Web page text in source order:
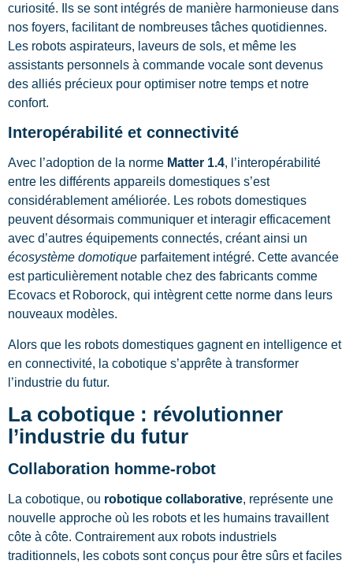
curiosité. Ils se sont intégrés de manière harmonieuse dans
nos foyers, facilitant de nombreuses tâches quotidiennes.
Les robots aspirateurs, laveurs de sols, et même les
assistants personnels à commande vocale sont devenus
des alliés précieux pour optimiser notre temps et notre
confort.
Interopérabilité et connectivité
Avec l’adoption de la norme Matter 1.4, l’interopérabilité
entre les différents appareils domestiques s’est
considérablement améliorée. Les robots domestiques
peuvent désormais communiquer et interagir efficacement
avec d’autres équipements connectés, créant ainsi un
écosystème domotique parfaitement intégré. Cette avancée
est particulièrement notable chez des fabricants comme
Ecovacs et Roborock, qui intègrent cette norme dans leurs
nouveaux modèles.
Alors que les robots domestiques gagnent en intelligence et
en connectivité, la cobotique s’apprête à transformer
l’industrie du futur.
La cobotique : révolutionner
l’industrie du futur
Collaboration homme-robot
La cobotique, ou robotique collaborative, représente une
nouvelle approche où les robots et les humains travaillent
côte à côte. Contrairement aux robots industriels
traditionnels, les cobots sont conçus pour être sûrs et faciles